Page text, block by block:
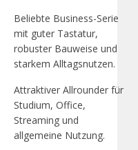
Beliebte Business-Serie
mit guter Tastatur,
robuster Bauweise und
starkem Alltagsnutzen.
Attraktiver Allrounder für
Studium, Office,
Streaming und
allgemeine Nutzung.